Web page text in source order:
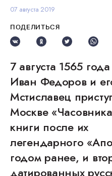
07 августа 2019
ПОДЕЛИТЬСЯ
7 августа 1565
Иван Федоров и
Мстиславец
Москве
книги после их
легендарного
годом ранее, и
датированных